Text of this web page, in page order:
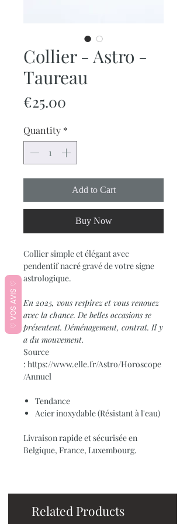
Collier - Astro -
Taureau
€25.00
Quantity *
Add to Cart
Buy Now
Collier simple et élégant avec
pendentif nacré gravé de votre signe
astrologique.
En 2025, vous respirez et vous renouez
avec la chance. De belles occasions se
présentent. Déménagement, contrat. Il y
a du mouvement.
Source
: https://www.elle.fr/Astro/Horoscope
/Annuel
Tendance
Acier inoxydable (Résistant à l'eau)
Livraison rapide et sécurisée en
Belgique, France, Luxembourg.
Related Products
♡ VOS AVIS ♡